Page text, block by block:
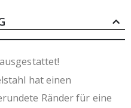
zur
hat einen
Ränder für eine